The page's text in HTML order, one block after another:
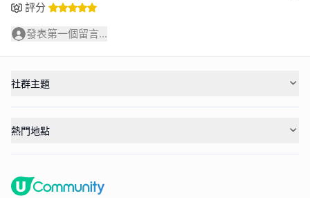
評分
發表第一個留言...
社群主題
熱門地點